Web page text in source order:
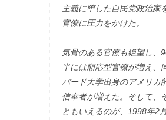
主義に堕した自民党政治家
官僚に圧力をかけた。
気骨のある官僚も絶望し、
半には順応型官僚が増え、
バード大学出身のアメリカ
信奉者が増えた。そして、
ともいえるのが、1998年2